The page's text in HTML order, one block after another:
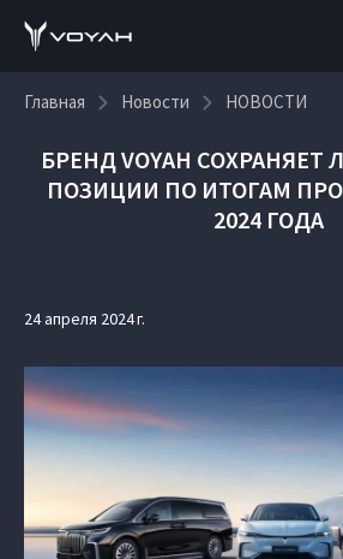
Главная Новости НОВОСТИ
БРЕНД VOYAH
ПОЗИЦИИ ПО ИТОГАМ
2024 ГОДА
24 апреля 2024 г.